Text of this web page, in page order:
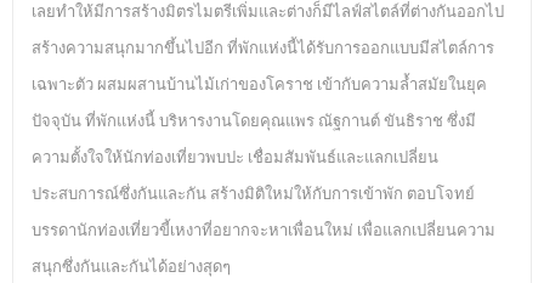
เลยทำให้มีการสร้างมิตรไมตรีเพิ่มและต่างก็มีไลฟ์สไตล์ที่ต่างกันออกไป
สร้างความสนุกมากขึ้นไปอีก ที่พักแห่งนี้ได้รับการออกแบบมีสไตล์การ
เฉพาะตัว ผสมผสานบ้านไม้เก่าของโคราช เข้ากับความล้ำสมัยในยุค
ปัจจุบัน ที่พักแห่งนี้ บริหารงานโดยคุณแพร ณัฐกานต์ ขันธิราช ซึ่งมี
ความตั้งใจให้นักท่องเที่ยวพบปะ เชื่อมสัมพันธ์และแลกเปลี่ยน
ประสบการณ์ซึ่งกันและกัน สร้างมิติใหม่ให้กับการเข้าพัก ตอบโจทย์
บรรดานักท่องเที่ยวขี้เหงาที่อยากจะหาเพื่อนใหม่ เพื่อแลกเปลี่ยนความ
สนุกซึ่งกันและกันได้อย่างสุดๆ